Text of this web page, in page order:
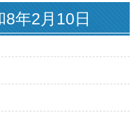
年2月10日